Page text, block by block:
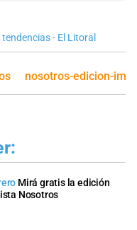
- El Litoral
nosotros-edicion-
Mirá gratis la edición
Nosotros